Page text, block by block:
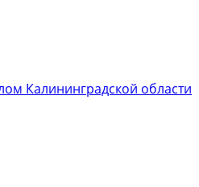
Калининградской области